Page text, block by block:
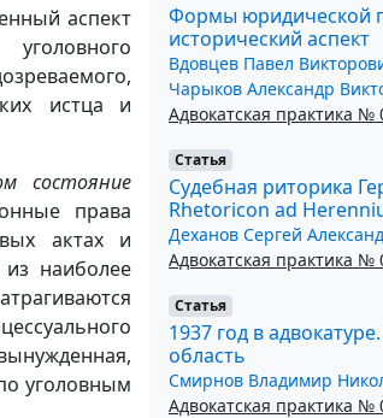
аспект
истца и
состояние
права
актах и
наиболее
уголовным
Формы юридической
исторический аспект
Вдовцев Павел
Чарыков Александр
Адвокатская практика №
Статья
Судебная риторика
Rhetoricon ad
Деханов Сергей
Адвокатская практика №
Статья
1937 год в
область
Смирнов Владимир
Адвокатская практика №